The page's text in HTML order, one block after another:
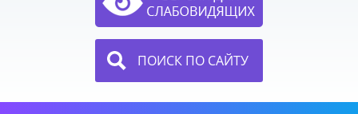
ПОИСК ПО САЙТУ